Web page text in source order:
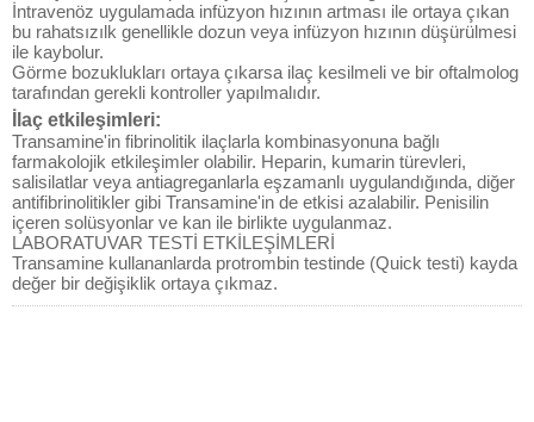
İntravenöz uygulamada infüzyon hızının artması ile ortaya çıkan
bu rahatsızılk genellikle dozun veya infüzyon hızının düşürülmesi
ile kaybolur.
Görme bozuklukları ortaya çıkarsa ilaç kesilmeli ve bir oftalmolog
tarafından gerekli kontroller yapılmalıdır.
İlaç etkileşimleri:
Transamine'in fibrinolitik ilaçlarla kombinasyonuna bağlı
farmakolojik etkileşimler olabilir. Heparin, kumarin türevleri,
salisilatlar veya antiagreganlarla eşzamanlı uygulandığında, diğer
antifibrinolitikler gibi Transamine'in de etkisi azalabilir. Penisilin
içeren solüsyonlar ve kan ile birlikte uygulanmaz.
LABORATUVAR TESTİ ETKİLEŞİMLERİ
Transamine kullananlarda protrombin testinde (Quick testi) kayda
değer bir değişiklik ortaya çıkmaz.